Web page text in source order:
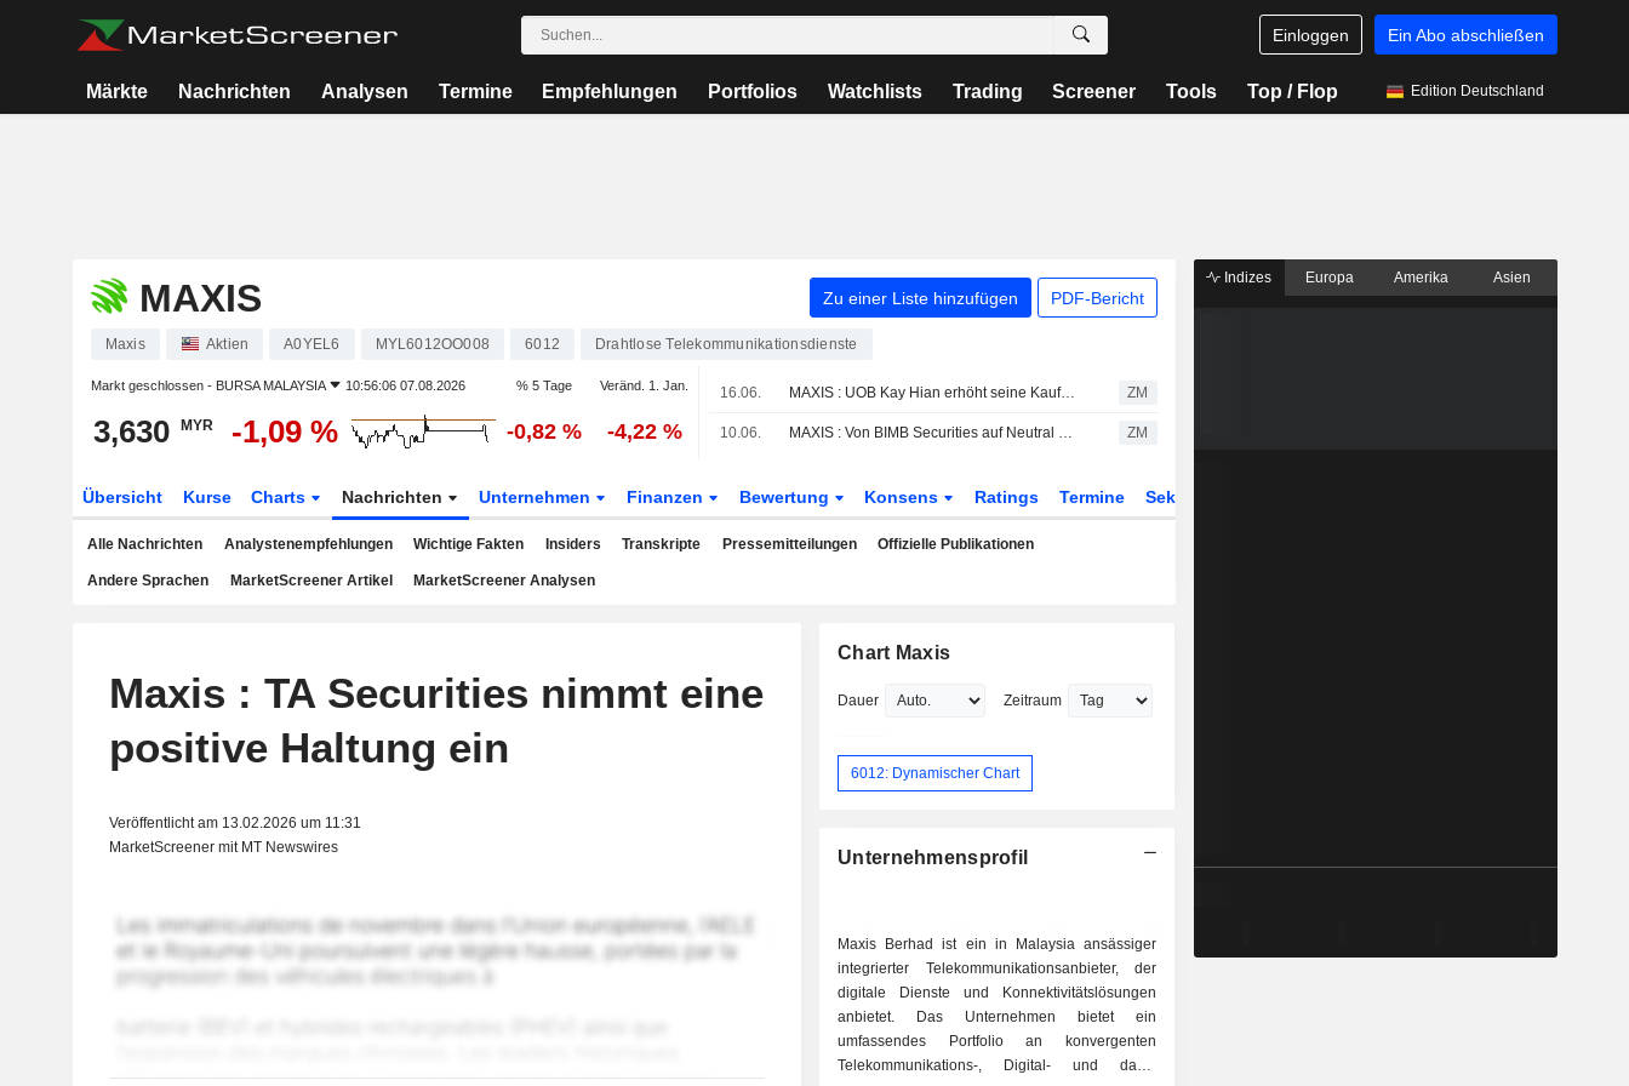
Einloggen Ein Abo abschließen
Märkte Nachrichten Analysen Termine Empfehlungen Portfolios Watchlists Trading Screener Tools Top / Flop Edition Deutschland
MAXIS Zu einer Liste hinzufügen PDF-Bericht
Maxis Aktien A0YEL6 MYL6012OO008 6012 Drahtlose Telekommunikationsdienste
Markt geschlossen - BURSA MALAYSIA 10:56:06 07.08.2026 % 5 Tage Veränd. 1. Jan.
3,630 MYR -1,09 % -0,82 % -4,22 %
16.06. MAXIS : UOB Kay Hian erhöht seine Kaufempfehlung ZM
10.06. MAXIS : Von BIMB Securities auf Neutral hochgestuft ZM
Übersicht Kurse Charts Nachrichten Unternehmen Finanzen Bewertung Konsens Ratings Termine Sektor
Alle Nachrichten Analystenempfehlungen Wichtige Fakten Insiders Transkripte Pressemitteilungen Offizielle Publikationen
Andere Sprachen MarketScreener Artikel MarketScreener Analysen
Maxis : TA Securities nimmt eine
positive Haltung ein
Veröffentlicht am 13.02.2026 um 11:31
MarketScreener mit MT Newswires
Chart Maxis
Dauer Zeitraum
6012: Dynamischer Chart
Unternehmensprofil
Maxis Berhad ist ein in Malaysia ansässiger
integrierter Telekommunikationsanbieter, der
digitale Dienste und Konnektivitätslösungen
anbietet. Das Unternehmen bietet ein
umfassendes Portfolio an konvergenten
Telekommunikations-, Digital- und damit
Indizes Europa Amerika Asien